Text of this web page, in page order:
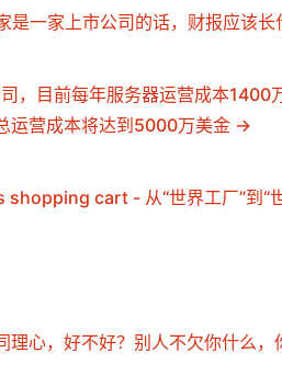
一家上市公司的话，财报应该长
，目前每年服务器运营成本1400
运营成本将达到5000万美金
cart - 从“世界工厂”到“
理心，好不好？别人不欠你什么，